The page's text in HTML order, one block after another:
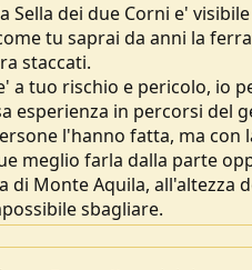
Sella dei due Corni e'
tu saprai da anni la
staccati.
a tuo rischio e pericolo, io
esperienza in percorsi del
l'hanno fatta, ma
meglio farla dalla parte
di Monte Aquila, all'altezza
sbagliare.